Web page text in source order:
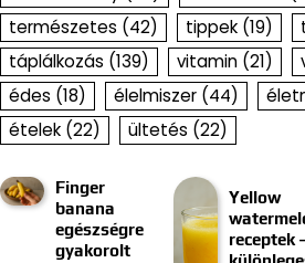
természetes (42) tippek (19)
táplálkozás (139) vitamin (21)
édes (18) élelmiszer (44)
ételek (22) ültetés (22)
Finger
banana
egészségre
gyakorolt
Yellow
receptek